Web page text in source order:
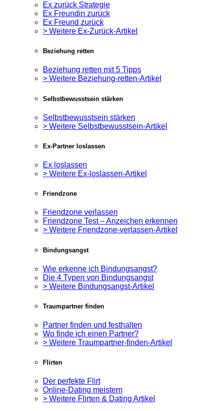
Ex zurück Strategie
Ex Freundin zurück
Ex Freund zurück
> Weitere Ex-Zurück-Artikel
Beziehung retten
Beziehung retten mit 5 Tipps
> Weitere Beziehung-retten-Artikel
Selbstbewusstsein stärken
Selbstbewusstsein stärken
> Weitere Selbstbewusstsein-Artikel
Ex-Partner loslassen
Ex loslassen
> Weitere Ex-loslassen-Artikel
Friendzone
Friendzone verlassen
Friendzone Test – Anzeichen erkennen
> Weitere Friendzone-verlassen-Artikel
Bindungsangst
Wie erkenne ich Bindungsangst?
Die 4 Typen von Bindungsangst
> Weitere Bindungsangst-Artikel
Traumpartner finden
Partner finden und festhalten
Wo finde ich einen Partner?
> Weitere Traumpartner-finden-Artikel
Flirten
Der perfekte Flirt
Online-Dating meistern
> Weitere Flirten & Dating Artikel